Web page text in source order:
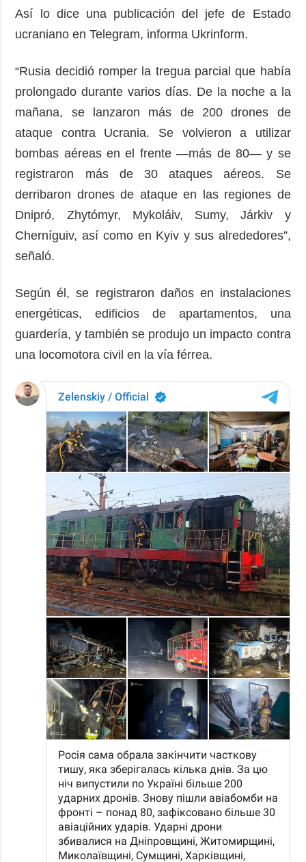
Así lo dice una publicación del jefe de Estado
ucraniano en Telegram, informa Ukrinform.
“Rusia decidió romper la tregua parcial que había
prolongado durante varios días. De la noche a la
mañana, se lanzaron más de 200 drones de
ataque contra Ucrania. Se volvieron a utilizar
bombas aéreas en el frente —más de 80— y se
registraron más de 30 ataques aéreos. Se
derribaron drones de ataque en las regiones de
Dnipró, Zhytómyr, Mykoláiv, Sumy, Járkiv y
Cherníguiv, así como en Kyiv y sus alrededores”,
señaló.
Según él, se registraron daños en instalaciones
energéticas, edificios de apartamentos, una
guardería, y también se produjo un impacto contra
una locomotora civil en la vía férrea.